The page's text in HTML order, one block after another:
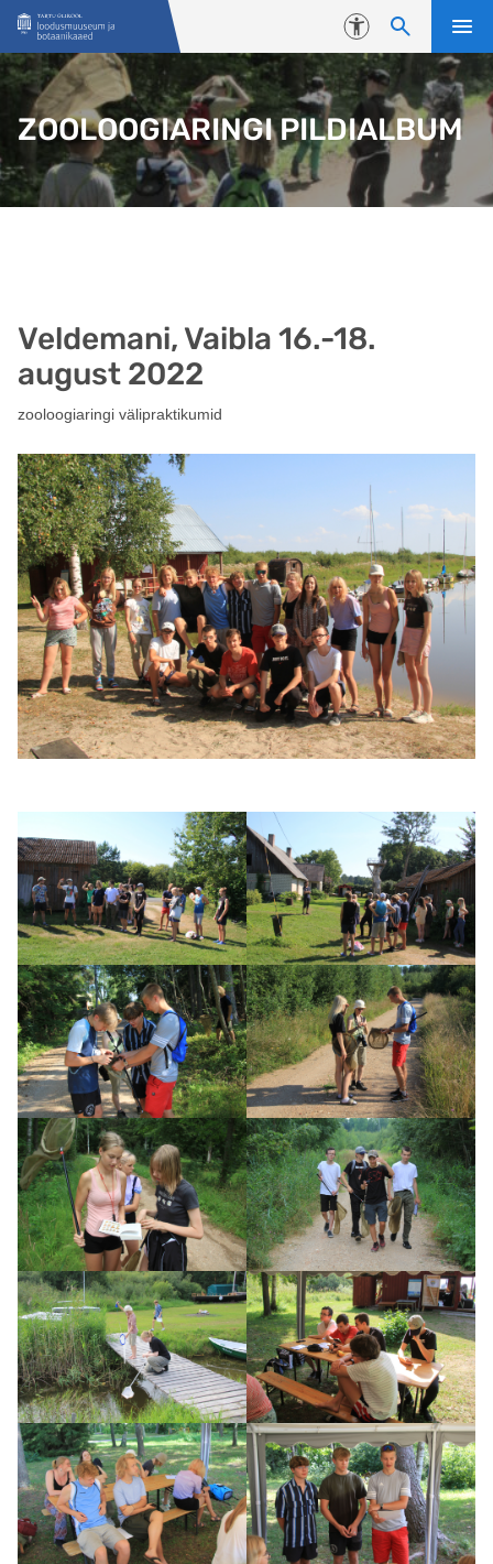
Liigu edasi põhisisu juurde
Juurdepääsetavus
ZOOLOOGIARINGI PILDIALBUM
Veldemani, Vaibla 16.-18.
august 2022
zooloogiaringi välipraktikumid